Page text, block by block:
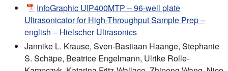
InfoGraphic UIP400MTP – 96-well plate
Ultrasonicator for High-Throughput Sample Prep –
english – Hielscher Ultrasonics
Jannike L. Krause, Sven-Bastiaan Haange, Stephanie
S. Schäpe, Beatrice Engelmann, Ulrike Rolle-